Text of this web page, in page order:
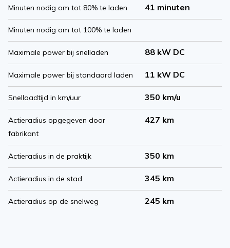
Minuten nodig om tot 80% te laden 41 minuten
Minuten nodig om tot 100% te laden
Maximale power bij snelladen 88 kW DC
Maximale power bij standaard laden 11 kW DC
Snellaadtijd in km/uur 350 km/u
Actieradius opgegeven door
fabrikant
427 km
Actieradius in de praktijk 350 km
Actieradius in de stad 345 km
Actieradius op de snelweg 245 km